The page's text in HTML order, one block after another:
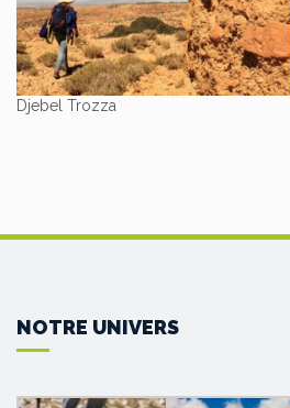
Djebel Trozza
NOTRE UNIVERS